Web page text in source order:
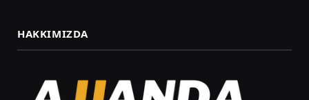
HAKKIMIZDA